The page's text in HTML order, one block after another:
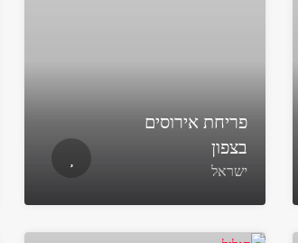
פריחת אירוסים
בצפון
ישראל